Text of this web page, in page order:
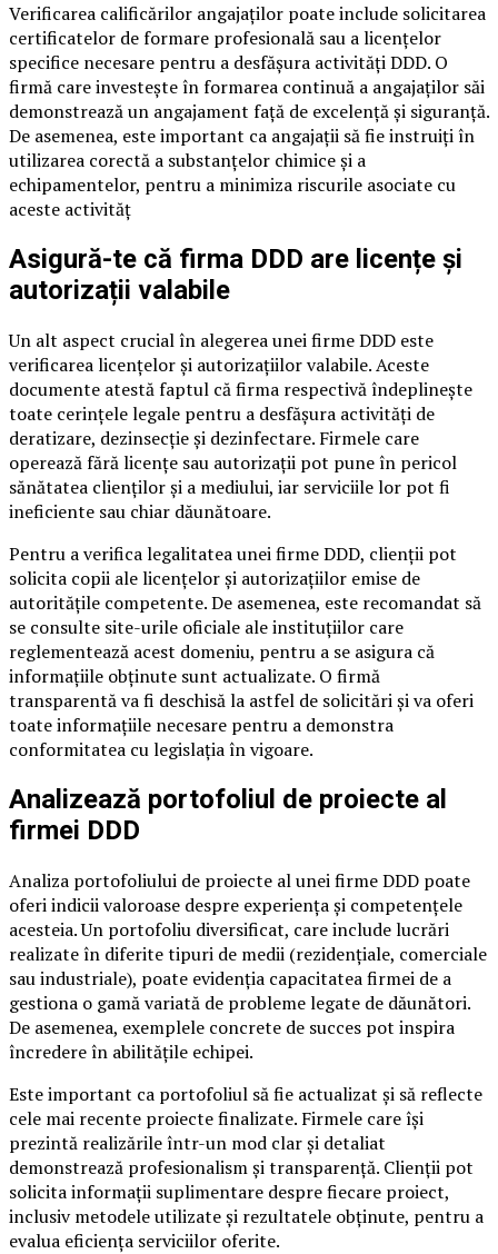
Verificarea calificărilor angajaților poate include solicitarea
certificatelor de formare profesională sau a licențelor
specifice necesare pentru a desfășura activități DDD. O
firmă care investește în formarea continuă a angajaților săi
demonstrează un angajament față de excelență și siguranță.
De asemenea, este important ca angajații să fie instruiți în
utilizarea corectă a substanțelor chimice și a
echipamentelor, pentru a minimiza riscurile asociate cu
aceste activităț
Asigură-te că firma DDD are licențe și
autorizații valabile
Un alt aspect crucial în alegerea unei firme DDD este
verificarea licențelor și autorizațiilor valabile. Aceste
documente atestă faptul că firma respectivă îndeplinește
toate cerințele legale pentru a desfășura activități de
deratizare, dezinsecție și dezinfectare. Firmele care
operează fără licențe sau autorizații pot pune în pericol
sănătatea clienților și a mediului, iar serviciile lor pot fi
ineficiente sau chiar dăunătoare.
Pentru a verifica legalitatea unei firme DDD, clienții pot
solicita copii ale licențelor și autorizațiilor emise de
autoritățile competente. De asemenea, este recomandat să
se consulte site-urile oficiale ale instituțiilor care
reglementează acest domeniu, pentru a se asigura că
informațiile obținute sunt actualizate. O firmă
transparentă va fi deschisă la astfel de solicitări și va oferi
toate informațiile necesare pentru a demonstra
conformitatea cu legislația în vigoare.
Analizează portofoliul de proiecte al
firmei DDD
Analiza portofoliului de proiecte al unei firme DDD poate
oferi indicii valoroase despre experiența și competențele
acesteia. Un portofoliu diversificat, care include lucrări
realizate în diferite tipuri de medii (rezidențiale, comerciale
sau industriale), poate evidenția capacitatea firmei de a
gestiona o gamă variată de probleme legate de dăunători.
De asemenea, exemplele concrete de succes pot inspira
încredere în abilitățile echipei.
Este important ca portofoliul să fie actualizat și să reflecte
cele mai recente proiecte finalizate. Firmele care își
prezintă realizările într-un mod clar și detaliat
demonstrează profesionalism și transparență. Clienții pot
solicita informații suplimentare despre fiecare proiect,
inclusiv metodele utilizate și rezultatele obținute, pentru a
evalua eficiența serviciilor oferite.